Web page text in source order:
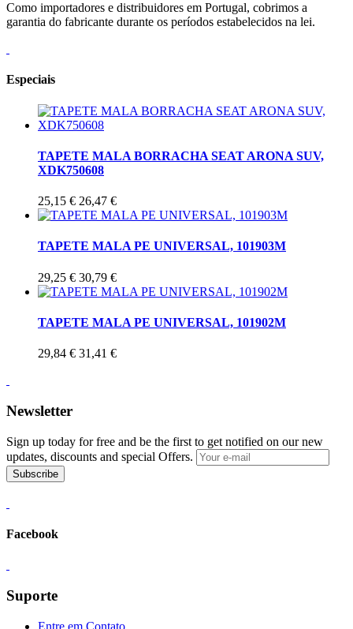
Como importadores e distribuidores em Portugal, cobrimos a
garantia do fabricante durante os períodos estabelecidos na lei.
Especiais
TAPETE MALA BORRACHA SEAT ARONA SUV,
XDK750608
25,15 € 26,47 €
TAPETE MALA PE UNIVERSAL, 101903M
29,25 € 30,79 €
TAPETE MALA PE UNIVERSAL, 101902M
29,84 € 31,41 €
Newsletter
Sign up today for free and be the first to get notified on our new
updates, discounts and special Offers.
Subscribe
Facebook
Suporte
Entre em Contato